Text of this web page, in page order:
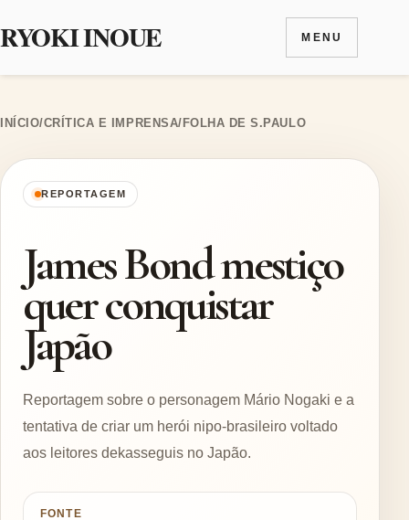
RYOKI INOUE MENU
INÍCIO/CRÍTICA E IMPRENSA/ FOLHA DE S.PAULO
REPORTAGEM
James Bond mestiço
quer conquistar
Japão
Reportagem sobre o personagem Mário Nogaki e a
tentativa de criar um herói nipo-brasileiro voltado
aos leitores dekasseguis no Japão.
FONTE